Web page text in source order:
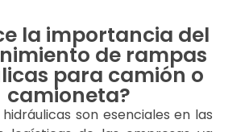
la importancia del
de rampas
para camión o
camioneta?
son esenciales en las